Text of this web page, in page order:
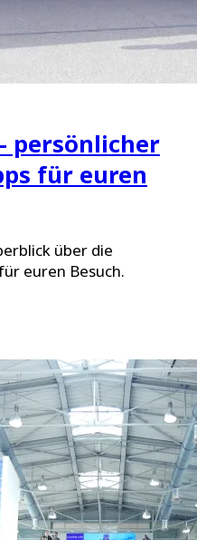
persönlicher
für euren
über die
euren Besuch.